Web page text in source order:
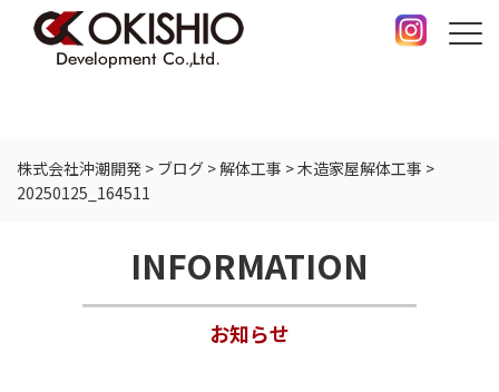
株式会社沖潮開発 > ブログ >解体工事 >木造家屋解体工事 >
20250125_164511
INFORMATION
お知らせ